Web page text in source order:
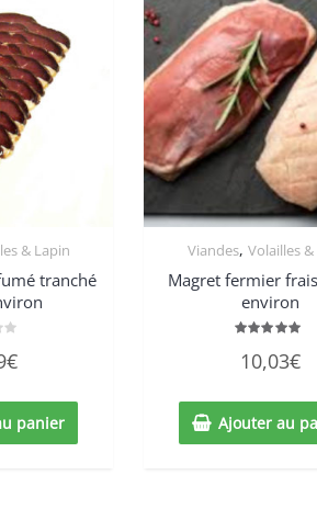
& Lapin
tranché
€
panier
Viandes, Volailles
Magret fermier
environ
5.00
sur 5
10,03€
Ajouter au